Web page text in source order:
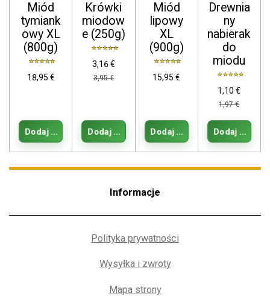
Miód
tymiank
owy XL
(800g)
18,95 €
Dodaj do koszyka
Krówki
miodow
e (250g)
3,16 €
3,95 €
Dodaj do koszyka
Miód
lipowy
XL
(900g)
15,95 €
Dodaj do koszyka
Drewnia
ny
nabierak
do
miodu
1,10 €
1,97 €
Dodaj do
Informacje
Polityka prywatności
Wysyłka i zwroty
Mapa strony